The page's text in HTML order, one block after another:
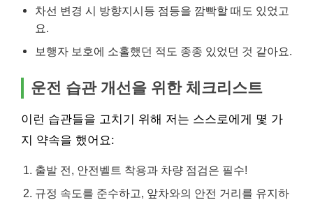
차선 변경 시 방향지시등 점등을 깜빡할 때도 있었고
요.
보행자 보호에 소홀했던 적도 종종 있었던 것 같아요.
운전 습관 개선을 위한 체크리스트
이런 습관들을 고치기 위해 저는 스스로에게 몇 가
지 약속을 했어요:
출발 전, 안전벨트 착용과 차량 점검은 필수!
규정 속도를 준수하고, 앞차와의 안전 거리를 유지하